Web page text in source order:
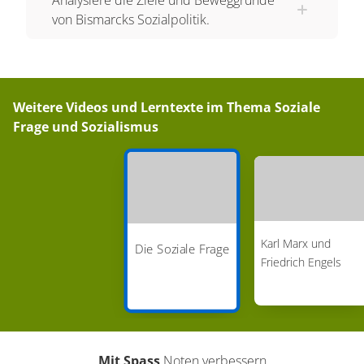
Das hatte zur Folge, dass häufig alle Mitglieder
einer Familie arbeiten mussten, um gemeinsam
können. Betroffen waren auch die Kinder –
Kinderarbeit war in den Fabriken allgegenwärtig.
Die Arbeitsbedingungen waren hart und oft
gefährlich. Zehn bis zwölf Arbeitsstunden am Tag,
gesundheitsschädigend. Konzepte für Sicherheit
am Arbeitsplatz gab es noch nicht. Trotzdem
oder Arbeitsunfällen nicht abgesichert. Wer nicht
von Bismarcks Sozialpolitik.
Weitere Videos und Lerntexte im Thema Soziale
Frage und Sozialismus
Die Soziale Frage
Karl Marx und
Friedrich Engels
Mit SpassNoten verbessern